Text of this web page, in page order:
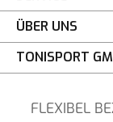
ÜBER UNS
TONISPORT
FLEXIBEL